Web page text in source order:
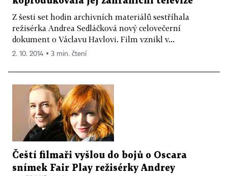
Z šesti set hodin archivních materiálů sestříhala
režisérka Andrea Sedláčková nový celovečerní
dokument o Václavu Havlovi. Film vznikl v...
2. 10. 2014 ▪ 3 min. čtení
Čeští filmaři vyšlou do bojů o Oscara
snímek Fair Play režisérky Andrey